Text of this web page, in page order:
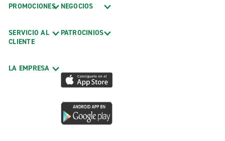
PROMOCIONES
SERVICIO AL
CLIENTE
LA EMPRESA
NEGOCIOS
PATROCINIOS